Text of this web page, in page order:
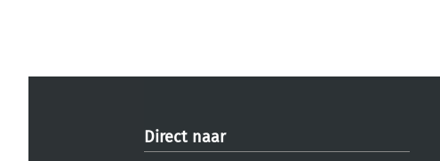
Direct naar